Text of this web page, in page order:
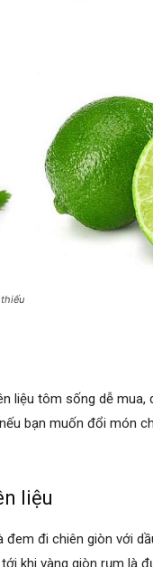
liệu tôm sống dễ
bạn muốn đổi món
liệu
đi chiên giòn với
khi vàng giòn rụm là